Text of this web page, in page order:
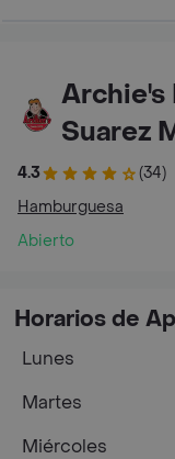
Archie's
Suarez
4.3
(34)
Hamburguesa
Abierto
Horarios de
Lunes
Martes
Miércoles